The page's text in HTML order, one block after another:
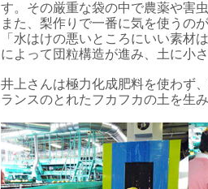
す。その厳重な袋の中で農薬や害
また、梨作りで一番に気を使うのが
「水はけの悪いところにいい素材
によって団粒構造が進み、土に小
井上さんは極力化成肥料を使わず
ランスのとれたフカフカの土を生